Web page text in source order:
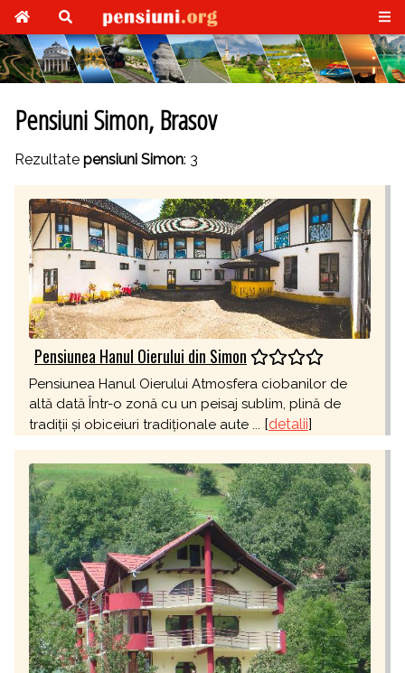
Pensiuni Simon, Brasov
Rezultate pensiuni Simon: 3
Pensiunea Hanul Oierului din Simon
Pensiunea Hanul Oierului Atmosfera ciobanilor de
altă dată Într-o zonă cu un peisaj sublim, plină de
tradiții și obiceiuri tradiționale aute ... [detalii]